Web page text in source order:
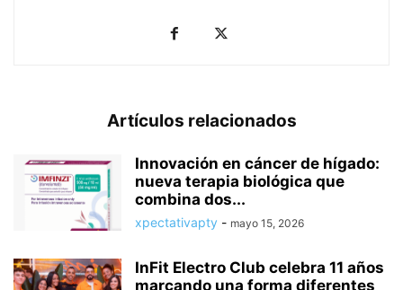
Artículos relacionados
Innovación en cáncer de hígado:
nueva terapia biológica que
combina dos...
xpectativapty - mayo 15, 2026
InFit Electro Club celebra 11 años
marcando una forma diferentes